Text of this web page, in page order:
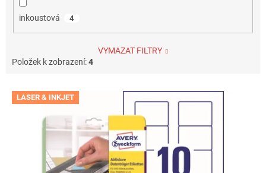
inkoustová 4
VYMAZAT FILTRY
Položek k zobrazení:4
V LASER & INKJET